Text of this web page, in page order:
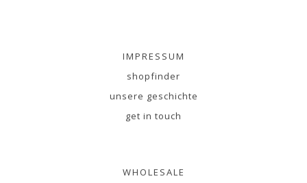
IMPRESSUM
shopfinder
unsere geschichte
get in touch
WHOLESALE